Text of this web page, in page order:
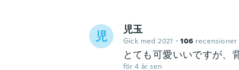
児 児玉
Gick med 2021 · 106 recensioner
とても可愛いいですが、
för 4 år sen